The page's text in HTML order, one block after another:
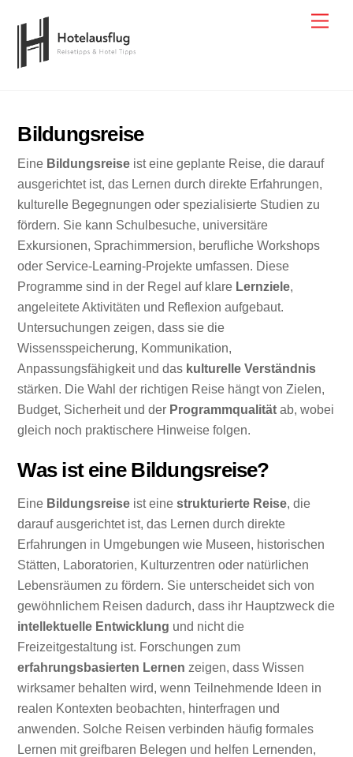
content
Bildungsreise
Eine Bildungsreise ist eine geplante Reise, die darauf
ausgerichtet ist, das Lernen durch direkte Erfahrungen,
kulturelle Begegnungen oder spezialisierte Studien zu
fördern. Sie kann Schulbesuche, universitäre
Exkursionen, Sprachimmersion, berufliche Workshops
oder Service-Learning-Projekte umfassen. Diese
Programme sind in der Regel auf klare Lernziele,
angeleitete Aktivitäten und Reflexion aufgebaut.
Untersuchungen zeigen, dass sie die
Wissensspeicherung, Kommunikation,
Anpassungsfähigkeit und das kulturelle Verständnis
stärken. Die Wahl der richtigen Reise hängt von Zielen,
Budget, Sicherheit und der Programmqualität ab, wobei
gleich noch praktischere Hinweise folgen.
Was ist eine Bildungsreise?
Eine Bildungsreise ist einestrukturierte Reise, die
darauf ausgerichtet ist, das Lernen durch direkte
Erfahrungen in Umgebungen wie Museen, historischen
Stätten, Laboratorien, Kulturzentren oder natürlichen
Lebensräumen zu fördern. Sie unterscheidet sich von
gewöhnlichem Reisen dadurch, dass ihr Hauptzweck die
intellektuelle Entwicklung und nicht die
Freizeitgestaltung ist. Forschungen zum
erfahrungsbasierten Lernen zeigen, dass Wissen
wirksamer behalten wird, wenn Teilnehmende Ideen in
realen Kontexten beobachten, hinterfragen und
anwenden. Solche Reisen verbinden häufig formales
Lernen mit greifbaren Belegen und helfen Lernenden,